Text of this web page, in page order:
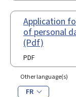
Application
of personal
(Pdf)
PDF
Other language(s)
FR